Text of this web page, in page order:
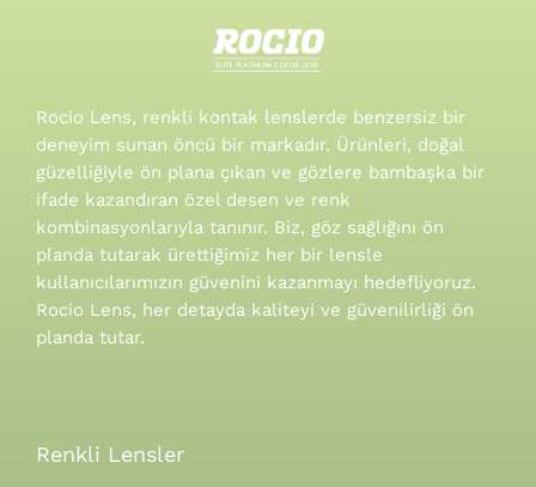
Rocio Lens, renkli kontak lenslerde benzersiz bir
deneyim sunan öncü bir markadır. Ürünleri, doğal
güzelliğiyle ön plana çıkan ve gözlere bambaşka bir
ifade kazandıran özel desen ve renk
kombinasyonlarıyla tanınır. Biz, göz sağlığını ön
planda tutarak ürettiğimiz her bir lensle
kullanıcılarımızın güvenini kazanmayı hedefliyoruz.
Rocio Lens, her detayda kaliteyi ve güvenilirliği ön
planda tutar.
Renkli Lensler